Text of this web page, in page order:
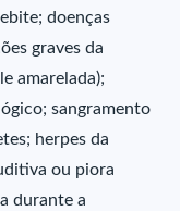
doenças
graves da
amarelada);
sangramento
herpes da
ou piora
durante a